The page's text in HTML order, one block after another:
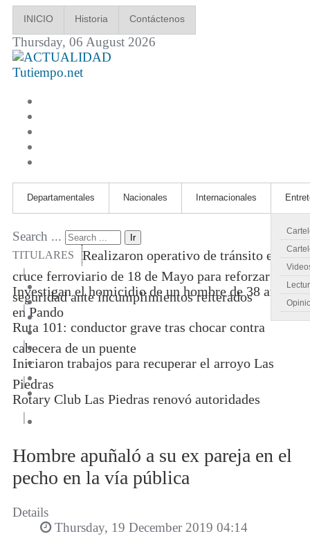
INICIO Historia Contáctenos
Thursday, 06 August 2026
Tutiempo.net
Departamentales Nacionales Internacionales
Search ... Ir
TITULARES
Realizaron operativo de tránsito en
cruce ferroviario de 18 de Mayo para reforzar
seguridad ante incumplimientos reiterados
|
Investigan el homicidio de un hombre de 38 años
en Pando
|
Ruta 101: conductor grave tras chocar contra
cabecera de un puente
|
Iniciaron trabajos para recuperar el arroyo Las
Piedras
|
Rotary Club Las Piedras renovó autoridades
|
Hombre apuñaló a su ex pareja en el
pecho en la vía pública
Details
Thursday, 19 December 2019 04:14